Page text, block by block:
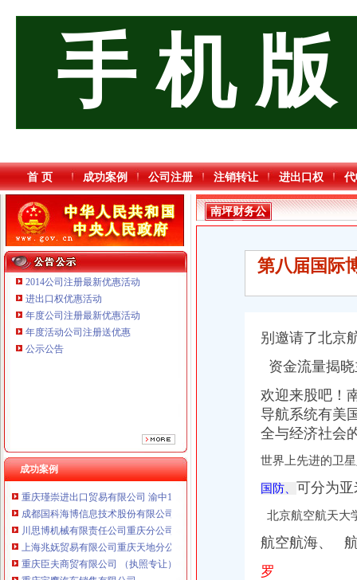
手 机 版
首 页 成功案例 公司注册 注销转让 进出口权
2014公司注册最新优惠活动
进出口权优惠活动
年度公司注册最新优惠活动
年度活动公司注册送优惠
公示公告
成功案例
重庆慧风涂装材料有限公司 渝高10万 （工商注册）
重庆欧氏科技发展有限公司 渝九50万 （进出口权）
重庆市明诚塑料制品有限责任公司 渝高100万 （进出口权）
成都国科海博信息技术股份有限公司重庆分公司 渝江 （工商注册）
川思博机械有限责任公司重庆分公司 渝江 （工商注册）
上海兆妩贸易有限公司重庆天地分公司 渝中 （工商注册）
重庆臣夫商贸有限公司 （执照专让）
重庆宝鹰汽车销售有限公司
南坪财务公
司
第八届国际
别邀请了北京
资金流量揭
欢迎来股吧！
导航系统有美
全与经济社会
世界上先进的卫
国防、 可分为
北京航空航天大
航空航海、
罗